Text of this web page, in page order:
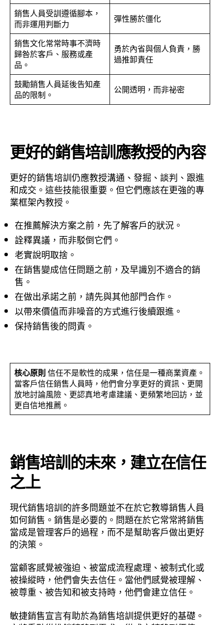
銷售人員受訓遵循腳本，
而非運用判斷力
彈性勝於僵化
銷售文化常常時事不濟時
歸咎於客戶、服務或產
品。
勇於內省與個人負責，勝
過推卸責任
鼓勵銷售人員延後告知產
品的限制。
公開透明，而非祕密
更好的銷售培訓應教授的內容
更好的銷售培訓仍應教授溝通、發掘、談判、跟進
和成交。這些技能很重要。但它們應該在更強的專
業框架內教授。
在推薦解決方案之前，先了解客戶的狀況。
詮釋異議，而非駁倒它們。
老實說明取捨。
在銷售變成信任問題之前，及早識別不適合的銷
售。
在做出承諾之前，請先與其他部門合作。
以帶來價值而非噪音的方式進行後續跟進。
保持銷售後的問責。
核心原則信任不是軟性的成果，信任是一種商業資產。
當客戶信任銷售人員時，他們會分享更好的資訊、更開
放地討論風險、更認真地考慮建議、更頻繁地回訪，並
更自信地推薦。
銷售培訓的未來，建立在信任
之上
現代銷售培訓的許多問題並不在於它教導銷售人員
如何銷售。銷售是必要的。問題在於它常常將銷售
當成是管理客戶的過程，而不是幫助客戶做出更好
的決策。
當顧客感覺被強迫、被當成流程處理、被制式化或
被操縱時，他們會失去信任。當他們感覺被理解、
被尊重、被告知和被支持時，他們會建立信任。
敏捷銷售宣言有助於為銷售培訓提供更好的基礎。